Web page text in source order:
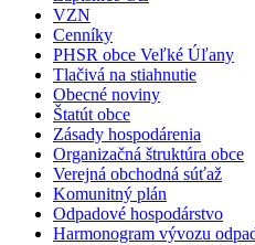
VZN
Cenníky
PHSR obce Veľké Úľany
Tlačivá na stiahnutie
Obecné noviny
Štatút obce
Zásady hospodárenia
Organizačná štruktúra obce
Verejná obchodná súťaž
Komunitný plán
Odpadové hospodárstvo
Harmonogram vývozu